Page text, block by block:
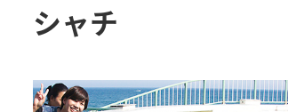
シャチ